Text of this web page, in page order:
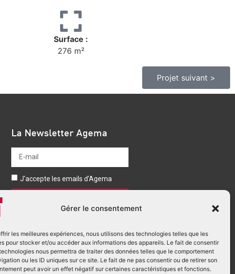
Gérer le consentement
les meilleures expériences, nous utilisons des technologies telles que les
pour stocker et/ou accéder aux informations des appareils. Le fait de consentir
nous permettra de traiter des données telles que le comportement
ou les ID uniques sur ce site. Le fait de ne pas consentir ou de retirer son
peut avoir un effet négatif sur certaines caractéristiques et fonctions.
Surface :
276 m²
Projet suivant >
La Newsletter Agema
J'accepte les emails d'Agema